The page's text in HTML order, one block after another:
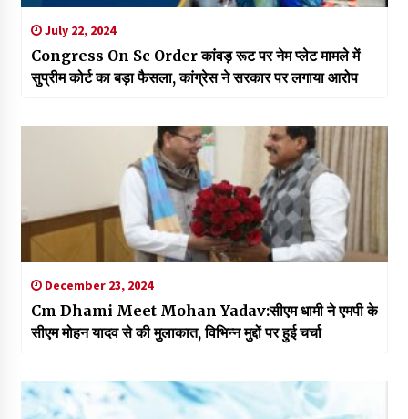
July 22, 2024
Congress On Sc Order कांवड़ रूट पर नेम प्लेट मामले में
सुप्रीम कोर्ट का बड़ा फैसला, कांग्रेस ने सरकार पर लगाया आरोप
December 23, 2024
Cm Dhami Meet Mohan Yadav:सीएम धामी ने एमपी के
सीएम मोहन यादव से की मुलाकात, विभिन्न मुद्दों पर हुई चर्चा